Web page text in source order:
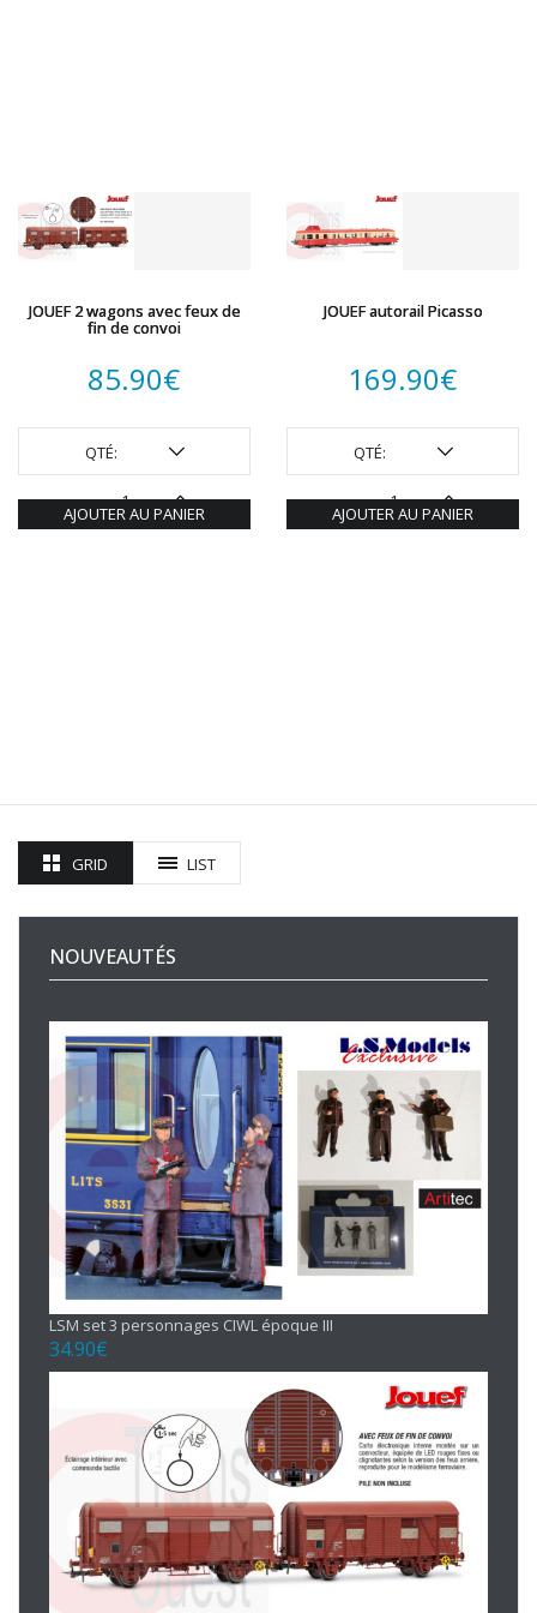
JOUEF 2 wagons avec feux de
fin de convoi
85.90€
QTÉ:
AJOUTER AU PANIER
JOUEF autorail Picasso
169.90€
QTÉ:
AJOUTER AU PANIER
GRID LIST
NOUVEAUTÉS
LSM set 3 personnages CIWL époque III
34.90€